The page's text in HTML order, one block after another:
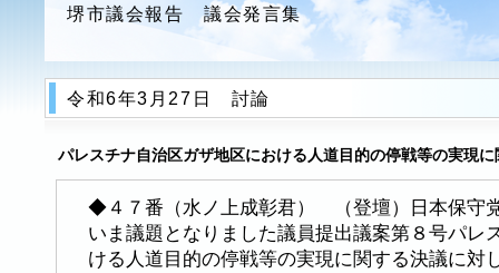
堺市議会報告 議会発言集
令和6年3月27日 討論
パレスチナ自治区ガザ地区における人道目的の停戦等の実現
◆４７番（水ノ上成彰君） （登壇）日本保守
いま議題となりました議員提出議案第８号パレ
ける人道目的の停戦等の実現に関する決議に対